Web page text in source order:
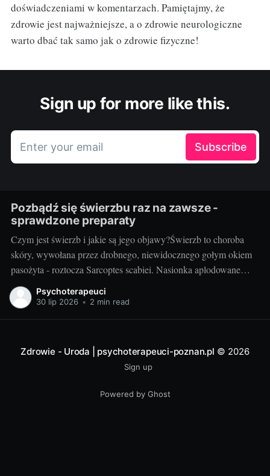
doświadczeniami w komentarzach. Pamiętajmy, że
zdrowie jest najważniejsze, a o zdrowie neurologiczne
warto dbać tak samo jak o zdrowie fizyczne!
Sign up for more like this.
Enter your email Subscribe
Pozbądź się świerzbu raz na zawsze -
sprawdzone preparaty
Czym jest świerzb i jakie są jego objawy?Świerzb to choroba
skóry, wywołana przez drobnego, niewidocznego gołym okiem
pasożyta - roztocza Sarcoptes scabiei. Nasionka aplodowane
przez samicę roztocza prowadzą do rozwinięcia się typowych
objawów choroby: silnego swędzenia, wysypki skórnej oraz
Psychoterapeuci
30 lip 2026 • 2 min read
Zdrowie - Uroda | psychoterapeuci-poznan.pl © 2026
Sign up
Powered by Ghost